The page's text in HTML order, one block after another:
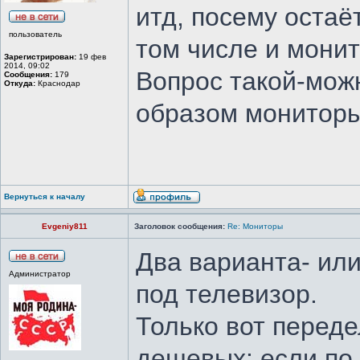
пользователь
Зарегистрирован: 19 фев
2014, 09:02
Сообщения: 179
Откуда: Краснодар
итд, посему
том числе и
Вопрос такой-
образом
Вернуться к началу
Evgeniy811 Заголовок сообщения: Re: Мониторы
Администратор
Два варианта-
под телевизор.
Только вот